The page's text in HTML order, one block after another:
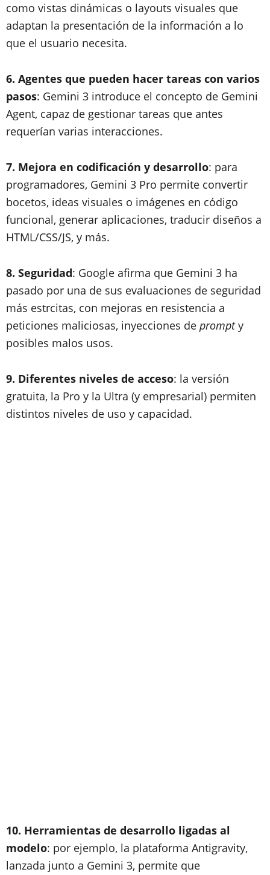
como vistas dinámicas o layouts visuales que
adaptan la presentación de la información a lo
que el usuario necesita.
6. Agentes que pueden hacer tareas con varios
pasos: Gemini 3 introduce el concepto de Gemini
Agent, capaz de gestionar tareas que antes
requerían varias interacciones.
7. Mejora en codificación y desarrollo: para
programadores, Gemini 3 Pro permite convertir
bocetos, ideas visuales o imágenes en código
funcional, generar aplicaciones, traducir diseños a
HTML/CSS/JS, y más.
8. Seguridad: Google afirma que Gemini 3 ha
pasado por una de sus evaluaciones de seguridad
más estrcitas, con mejoras en resistencia a
peticiones maliciosas, inyecciones de prompty
posibles malos usos.
9. Diferentes niveles de acceso: la versión
gratuita, la Pro y la Ultra (y empresarial) permiten
distintos niveles de uso y capacidad.
10. Herramientas de desarrollo ligadas al
modelo: por ejemplo, la plataforma Antigravity,
lanzada junto a Gemini 3, permite que